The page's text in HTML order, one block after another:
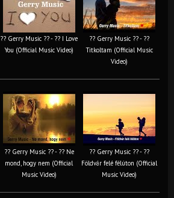
?? Gerry Music ?? - ?? I Love
You (Official Music Video)
?? Gerry Music ?? - ??
Titkoltam (Official Music
Video)
?? Gerry Music ?? - ?? Ne
mond, hogy nem (Official
Music Video)
?? Gerry Music ?? - ??
Földvár felé félúton (Official
Music Video)